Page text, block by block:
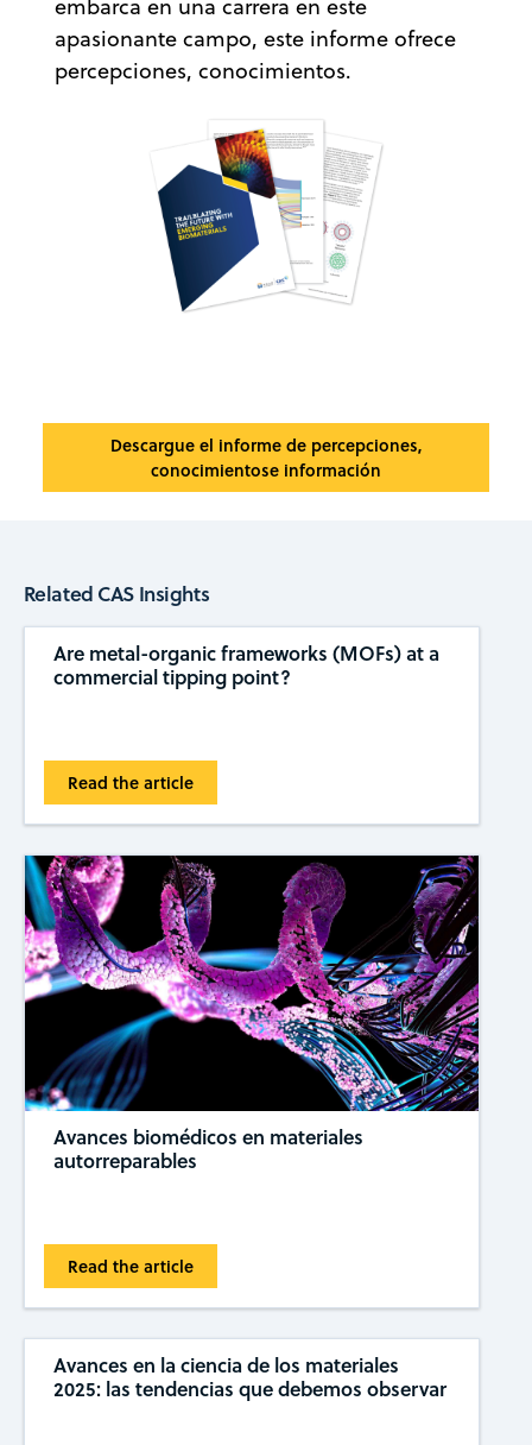
embarca en una carrera en este
apasionante campo, este informe ofrece
percepciones, conocimientos.
Descargue el informe de percepciones,
conocimientose información
Related CAS Insights
Are metal-organic frameworks (MOFs) at a
commercial tipping ​​point?
Read the article
Avances biomédicos en materiales
autorreparables
Read the article
Avances en la ciencia de los materiales
2025: las tendencias que debemos observar